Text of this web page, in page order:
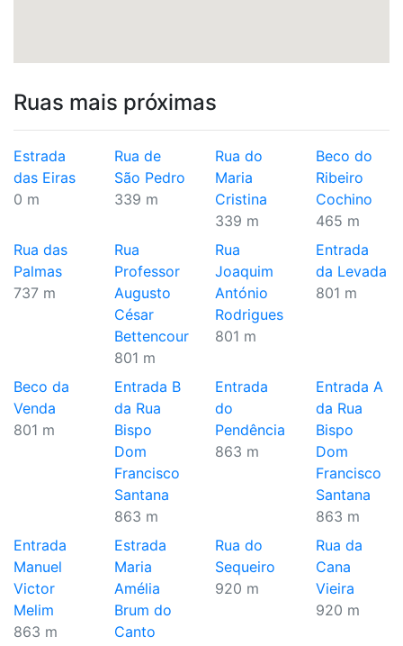
Ruas mais próximas
Estrada
das Eiras
0 m
Rua de
São Pedro
339 m
Rua do
Maria
Cristina
339 m
Beco do
Ribeiro
Cochino
465 m
Rua das
Palmas
737 m
Rua
Professor
Augusto
César
Bettencour
801 m
Rua
Joaquim
António
Rodrigues
801 m
Entrada
da Levada
801 m
Beco da
Venda
801 m
Entrada B
da Rua
Bispo
Dom
Francisco
Santana
863 m
Entrada
do
Pendência
863 m
Entrada A
da Rua
Bispo
Dom
Francisco
Santana
863 m
Entrada
Manuel
Victor
Melim
863 m
Estrada
Maria
Amélia
Brum do
Canto
Rua do
Sequeiro
920 m
Rua da
Cana
Vieira
920 m